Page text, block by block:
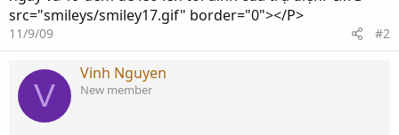
src="smileys/smiley17.gif" border="0"></P>
11/9/09 #2
V
Vinh Nguyen
New member